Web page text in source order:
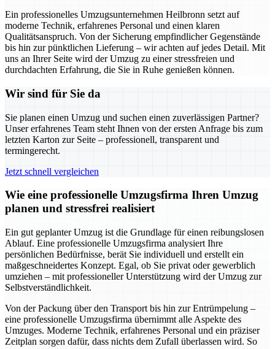
Ein professionelles Umzugsunternehmen Heilbronn setzt auf
moderne Technik, erfahrenes Personal und einen klaren
Qualitätsanspruch. Von der Sicherung empfindlicher Gegenstände
bis hin zur pünktlichen Lieferung – wir achten auf jedes Detail. Mit
uns an Ihrer Seite wird der Umzug zu einer stressfreien und
durchdachten Erfahrung, die Sie in Ruhe genießen können.
Wir sind für Sie da
Sie planen einen Umzug und suchen einen zuverlässigen Partner?
Unser erfahrenes Team steht Ihnen von der ersten Anfrage bis zum
letzten Karton zur Seite – professionell, transparent und
termingerecht.
Jetzt schnell vergleichen
Wie eine professionelle Umzugsfirma Ihren Umzug
planen und stressfrei realisiert
Ein gut geplanter Umzug ist die Grundlage für einen reibungslosen
Ablauf. Eine professionelle Umzugsfirma analysiert Ihre
persönlichen Bedürfnisse, berät Sie individuell und erstellt ein
maßgeschneidertes Konzept. Egal, ob Sie privat oder gewerblich
umziehen – mit professioneller Unterstützung wird der Umzug zur
Selbstverständlichkeit.
Von der Packung über den Transport bis hin zur Entrümpelung –
eine professionelle Umzugsfirma übernimmt alle Aspekte des
Umzuges. Moderne Technik, erfahrenes Personal und ein präziser
Zeitplan sorgen dafür, dass nichts dem Zufall überlassen wird. So